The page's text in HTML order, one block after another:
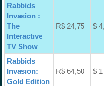
Rabbids
Invasion :
The
Interactive
TV Show
R$ 24,75 $
Rabbids
Invasion:
Gold Edition
R$ 64,50 $